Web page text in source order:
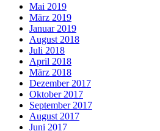
Mai 2019
März 2019
Januar 2019
August 2018
Juli 2018
April 2018
März 2018
Dezember 2017
Oktober 2017
September 2017
August 2017
Juni 2017